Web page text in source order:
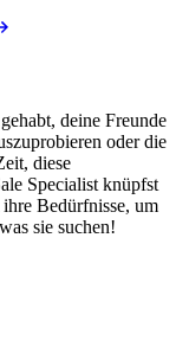
deine Freunde
oder die
diese
Specialist knüpfst
Bedürfnisse, um
sie suchen!